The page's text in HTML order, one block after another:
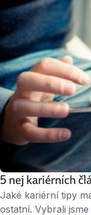
kdy se lidem
znají …
5 nej kariérních
Jaké kariérní tipy
ostatní. Vybrali